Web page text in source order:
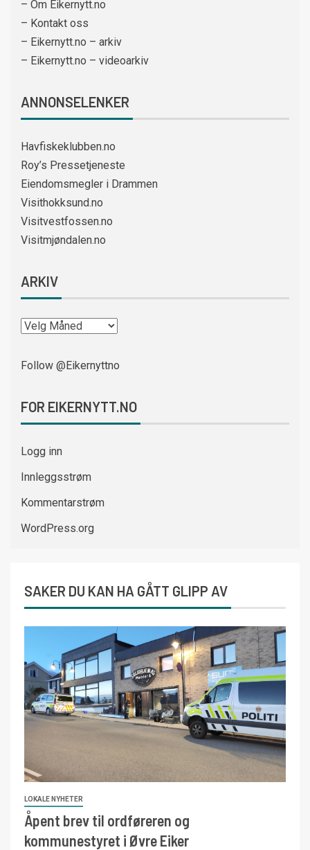
– Om Eikernytt.no
– Kontakt oss
– Eikernytt.no – arkiv
– Eikernytt.no – videoarkiv
ANNONSELENKER
Havfiskeklubben.no
Roy’s Pressetjeneste
Eiendomsmegler i Drammen
Visithokksund.no
Visitvestfossen.no
Visitmjøndalen.no
ARKIV
Follow @Eikernyttno
FOR EIKERNYTT.NO
Logg inn
Innleggsstrøm
Kommentarstrøm
WordPress.org
SAKER DU KAN HA GÅTT GLIPP AV
LOKALE NYHETER
Åpent brev til ordføreren og
kommunestyret i Øvre Eiker